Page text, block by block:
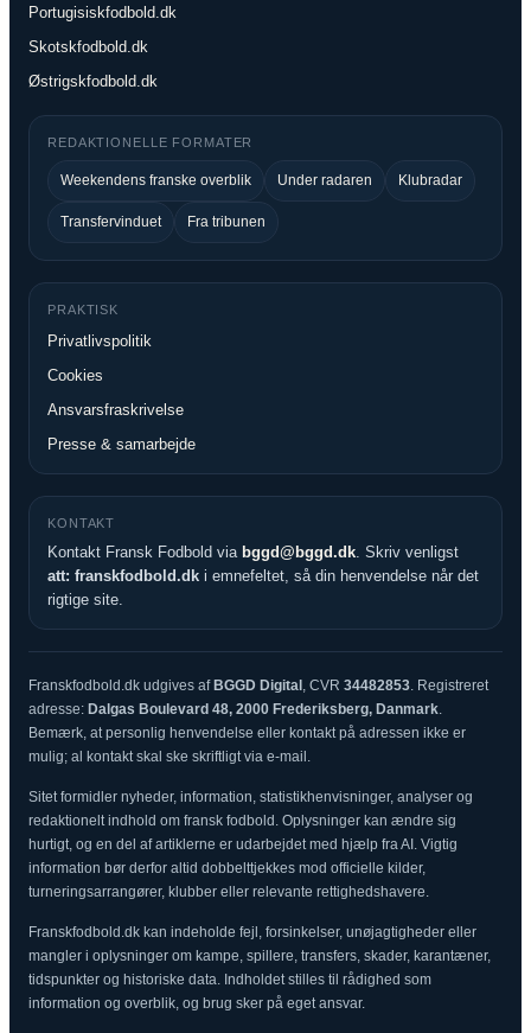
Portugisiskfodbold.dk
Skotskfodbold.dk
Østrigskfodbold.dk
REDAKTIONELLE FORMATER
Weekendens franske overblik Under radaren Klubradar
Transfervinduet Fra tribunen
PRAKTISK
Privatlivspolitik
Cookies
Ansvarsfraskrivelse
Presse & samarbejde
KONTAKT
Kontakt Fransk Fodbold via bggd@bggd.dk. Skriv venligst
att: franskfodbold.dk i emnefeltet, så din henvendelse når det
rigtige site.
Franskfodbold.dk udgives af BGGD Digital , CVR 34482853. Registreret
adresse: Dalgas Boulevard 48, 2000 Frederiksberg, Danmark.
Bemærk, at personlig henvendelse eller kontakt på adressen ikke er
mulig; al kontakt skal ske skriftligt via e-mail.
Sitet formidler nyheder, information, statistikhenvisninger, analyser og
redaktionelt indhold om fransk fodbold. Oplysninger kan ændre sig
hurtigt, og en del af artiklerne er udarbejdet med hjælp fra AI. Vigtig
information bør derfor altid dobbelttjekkes mod officielle kilder,
turneringsarrangører, klubber eller relevante rettighedshavere.
Franskfodbold.dk kan indeholde fejl, forsinkelser, unøjagtigheder eller
mangler i oplysninger om kampe, spillere, transfers, skader, karantæner,
tidspunkter og historiske data. Indholdet stilles til rådighed som
information og overblik, og brug sker på eget ansvar.